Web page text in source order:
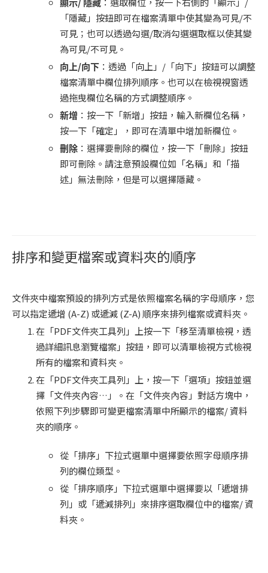
「隱藏」按鈕即可在檔案清單中使其變為可見/不
可見；也可以透過勾選/取消勾選選取框以使其變
為可見/不可見。
向上/向下 ：透過「向上」/「向下」按鈕可以調整
檔案清單中欄位排列順序。也可以在檢視視窗透
過拖曳欄位名稱的方式調整順序。
新增 ：按一下「新增」按鈕，輸入新欄位名稱，
按一下「確定」，即可在清單中增加新欄位。
刪除 ：選擇要刪除的欄位，按一下「刪除」按鈕
即可刪除。請注意預設欄位如「名稱」和「描
述」無法刪除，但是可以選擇隱藏。
排序和變更檔案或資料夾的順序
文件夾中檔案預設的排列方式是依照檔案名稱的字母順序，您
可以指定遞增 (A-Z) 或遞減 (Z-A) 順序來排列檔案或資料夾。
在「PDF文件夾工具列」上按一下「移至清單檢視，透
過詳細訊息瀏覽檔案」按鈕，即可以清單檢視方式檢視
所有的檔案和資料夾。
在「PDF文件夾工具列」上，按一下「選項」按鈕並選
擇「文件夾內容…」。在「文件夾內容」對話方塊中，
依照下列步驟即可變更檔案清單中所顯示的檔案/ 資料
夾的順序。
從「排序」下拉式選單中選擇要依照字母順序排
列的欄位類型。
從「排序順序」下拉式選單中選擇要以「遞增排
列」或「遞減排列」來排序選取欄位中的檔案/ 資
料夾。